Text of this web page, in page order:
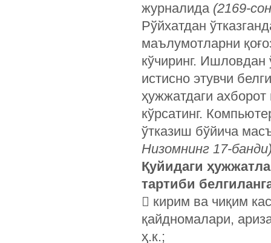
журналида (2169-
Рўйхатдан
маълумотларни
кўчиринг. Ишловдан
истисно этувчи
ҳужжатдаги ахборот
кўрсатинг.
ўтказиш бўйича
Низомнинг 17-
Қуйидаги
тартиби
 кирим ва чиқим
қайдномалари,
ҳ.к.;